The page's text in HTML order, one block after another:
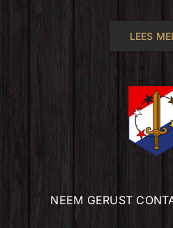
LEES
NEEM GERUST